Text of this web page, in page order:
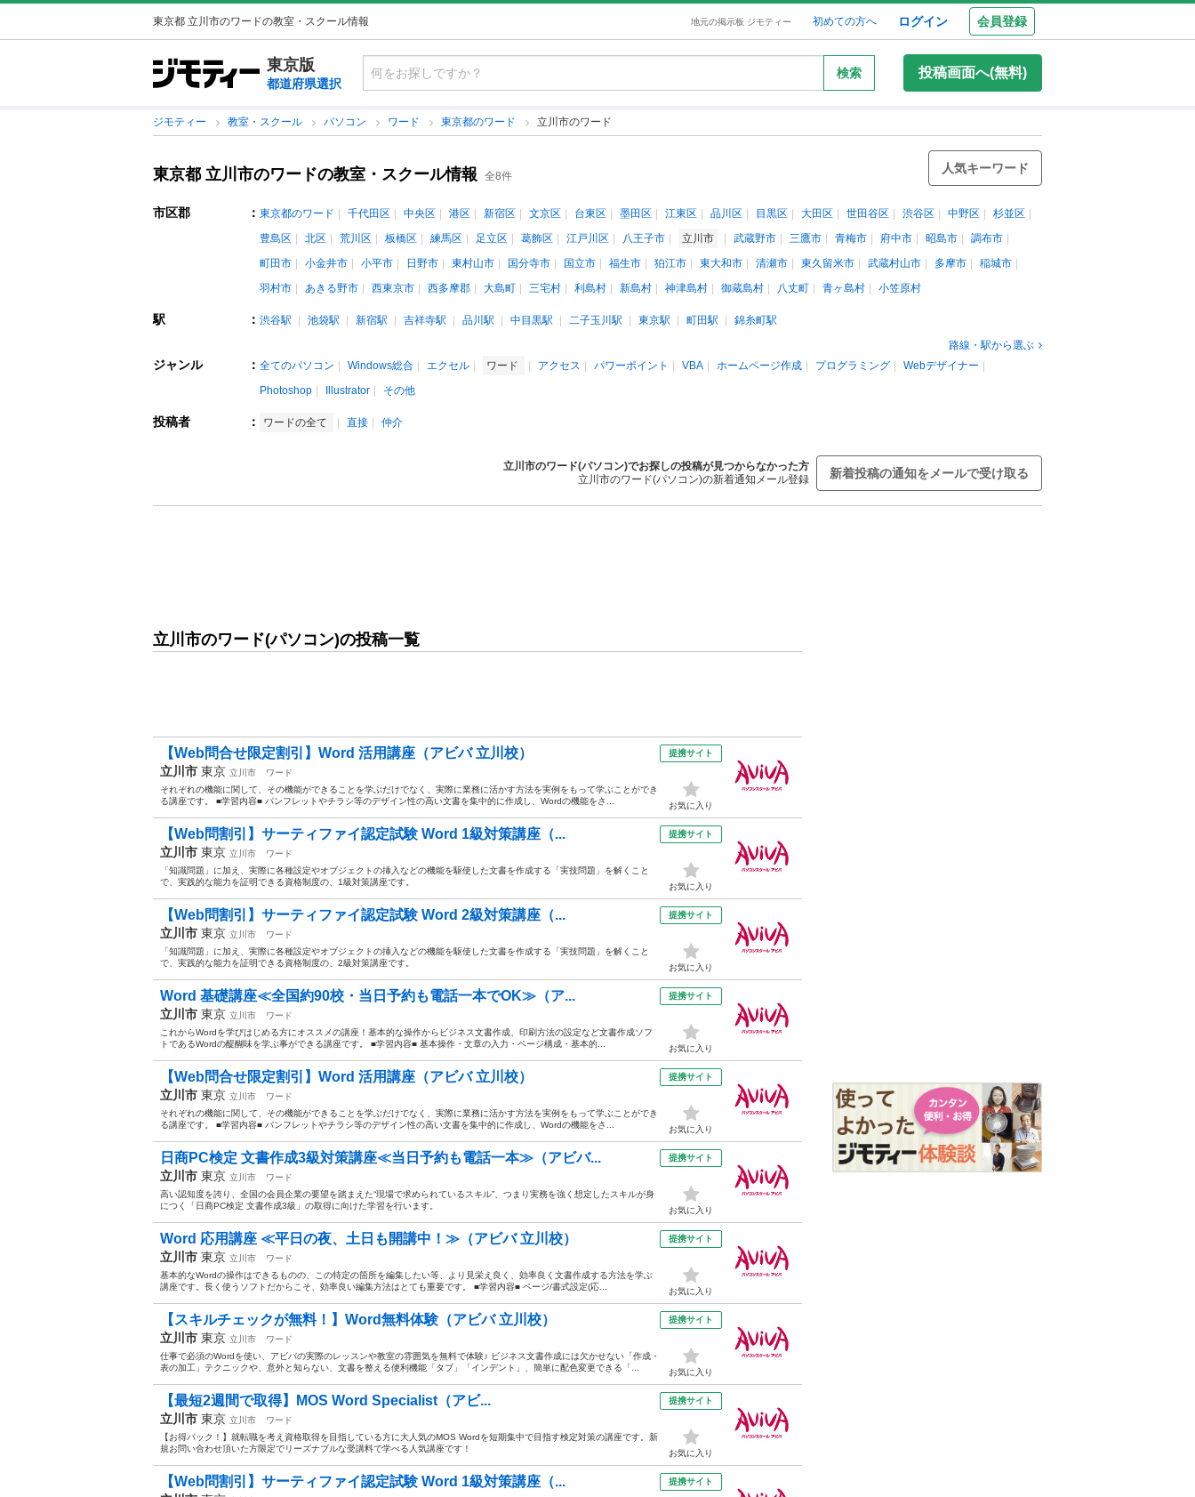
東京都 立川市のワードの教室・スクール情報 地元の掲示板 ジモティー 初めての方へ ログイン 会員登録
東京版
都道府県選択
検索 投稿画面へ(無料)
ジモティー 教室・スクール パソコン ワード 東京都のワード 立川市のワード
東京都 立川市のワードの教室・スクール情報 全8件
人気キーワード
市区郡 ： 東京都のワード 千代田区 中央区 港区 新宿区 文京区 台東区 墨田区 江東区 品川区 目黒区 大田区 世田谷区 渋谷区 中野区
杉並区
豊島区
北区 荒川区 板橋区 練馬区 足立区 葛飾区 江戸川区 八王子市 立川市 武蔵野市 三鷹市 青梅市 府中市 昭島市
調布市
町田市
小金井市 小平市 日野市 東村山市 国分寺市 国立市 福生市 狛江市 東大和市 清瀬市 東久留米市 武蔵村山市 多摩市
稲城市
羽村市
あきる野市 西東京市 西多摩郡 大島町 三宅村 利島村 新島村 神津島村 御蔵島村 八丈町 青ヶ島村 小笠原村
駅 ： 渋谷駅 池袋駅 新宿駅 吉祥寺駅 品川駅 中目黒駅 二子玉川駅 東京駅 町田駅
錦糸町駅
路線・駅から選ぶ
ジャンル ： 全てのパソコン Windows総合 エクセル ワード アクセス パワーポイント VBA ホームページ作成 プログラミング
Webデザイナー
Photoshop
Illustrator その他
投稿者 ： ワードの全て 直接 仲介
立川市のワード(パソコン)でお探しの投稿が見つからなかった方
立川市のワード(パソコン)の新着通知メール登録
新着投稿の通知をメールで受け取る
立川市のワード(パソコン)の投稿一覧
【Web問合せ限定割引】Word 活用講座（アビバ 立川校）
立川市 東京 立川市
ワード
それぞれの機能に関して、その機能ができることを学ぶだけでなく、実際に業務に活かす方法を実例をもって学ぶことができ
る講座です。 ■学習内容■ パンフレットやチラシ等のデザイン性の高い文書を集中的に作成し、Wordの機能をさ...
提携サイト
お気に入り
【Web問割引】サーティファイ認定試験 Word 1級対策講座（...
立川市 東京 立川市
ワード
「知識問題」に加え、実際に各種設定やオブジェクトの挿入などの機能を駆使した文書を作成する「実技問題」を解くこと
で、実践的な能力を証明できる資格制度の、1級対策講座です。
提携サイト
お気に入り
【Web問割引】サーティファイ認定試験 Word 2級対策講座（...
立川市 東京 立川市
ワード
「知識問題」に加え、実際に各種設定やオブジェクトの挿入などの機能を駆使した文書を作成する「実技問題」を解くこと
で、実践的な能力を証明できる資格制度の、2級対策講座です。
提携サイト
お気に入り
Word 基礎講座≪全国約90校・当日予約も電話一本でOK≫（ア...
立川市 東京 立川市
ワード
これからWordを学びはじめる方にオススメの講座！基本的な操作からビジネス文書作成、印刷方法の設定など文書作成ソフ
トであるWordの醍醐味を学ぶ事ができる講座です。 ■学習内容■ 基本操作・文章の入力・ページ構成・基本的...
提携サイト
お気に入り
【Web問合せ限定割引】Word 活用講座（アビバ 立川校）
立川市 東京 立川市
ワード
それぞれの機能に関して、その機能ができることを学ぶだけでなく、実際に業務に活かす方法を実例をもって学ぶことができ
る講座です。 ■学習内容■ パンフレットやチラシ等のデザイン性の高い文書を集中的に作成し、Wordの機能をさ...
提携サイト
お気に入り
日商PC検定 文書作成3級対策講座≪当日予約も電話一本≫（アビバ...
立川市 東京 立川市
ワード
高い認知度を誇り、全国の会員企業の要望を踏まえた“現場で求められているスキル”、つまり実務を強く想定したスキルが身
につく「日商PC検定 文書作成3級」の取得に向けた学習を行います。
提携サイト
お気に入り
Word 応用講座 ≪平日の夜、土日も開講中！≫（アビバ 立川校）
立川市 東京 立川市
ワード
基本的なWordの操作はできるものの、この特定の箇所を編集したい等、より見栄え良く、効率良く文書作成する方法を学ぶ
講座です。長く使うソフトだからこそ、効率良い編集方法はとても重要です。 ■学習内容■ ページ/書式設定(応...
提携サイト
お気に入り
【スキルチェックが無料！】Word無料体験（アビバ 立川校）
立川市 東京 立川市
ワード
仕事で必須のWordを使い、アビバの実際のレッスンや教室の雰囲気を無料で体験♪ ビジネス文書作成には欠かせない「作成・
表の加工」テクニックや、意外と知らない、文書を整える便利機能「タブ」「インデント」、簡単に配色変更できる「...
提携サイト
お気に入り
【最短2週間で取得】MOS Word Specialist（アビ...
立川市 東京 立川市
ワード
【お得パック！】就転職を考え資格取得を目指している方に大人気のMOS Wordを短期集中で目指す検定対策の講座です。新
規お問い合わせ頂いた方限定でリーズナブルな受講料で学べる人気講座です！
提携サイト
お気に入り
【Web問割引】サーティファイ認定試験 Word 1級対策講座（... 提携サイト